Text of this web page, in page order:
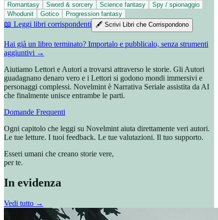
Romantasy Sword & sorcery Science fantasy
Spy / spionaggio
Whodunit
Gotico Progression fantasy
📖 Leggi libri corrispondenti 🖋️ Scrivi Libri che Corrispondono
Hai già un libro terminato? Importalo e pubblicalo, senza strumenti
aggiuntivi →
Aiutiamo Lettori e Autori a trovarsi attraverso le storie. Gli Autori
guadagnano denaro vero e i Lettori si godono mondi immersivi e
personaggi complessi. Novelmint è Narrativa Seriale assistita da AI
che finalmente unisce entrambe le parti.
Domande Frequenti
Ogni capitolo che leggi su Novelmint aiuta direttamente veri autori.
Le tue letture. I tuoi feedback. Le tue valutazioni. Il tuo supporto.
Esseri umani che creano storie vere,
per te.
In evidenza
Vedi tutto →